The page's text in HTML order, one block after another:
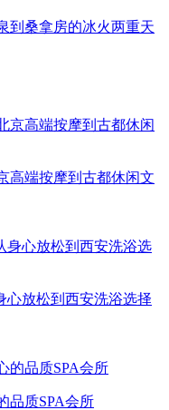
到桑拿房的冰火两重天
高端按摩到古都休闲文
心放松到西安洗浴选择
品质SPA会所